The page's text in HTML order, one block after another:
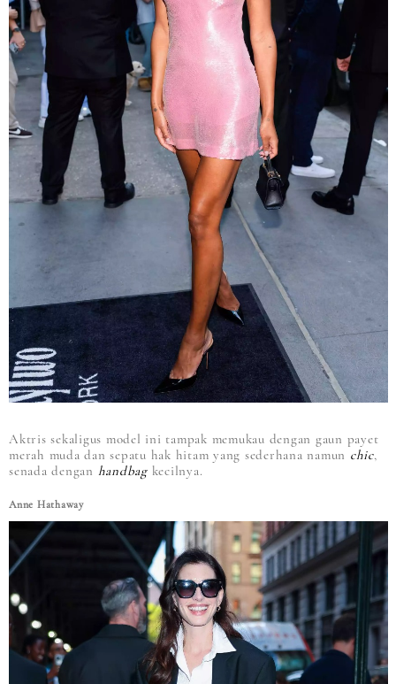
Aktris sekaligus model ini tampak memukau dengan gaun payet
merah muda dan sepatu hak hitam yang sederhana namun chic,
senada dengan handbagkecilnya.
Anne Hathaway